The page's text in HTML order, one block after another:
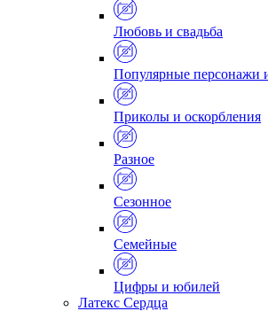
Любовь и свадьба
Популярные персонажи
Приколы и оскорбления
Разное
Сезонное
Семейные
Цифры и юбилей
Латекс Сердца